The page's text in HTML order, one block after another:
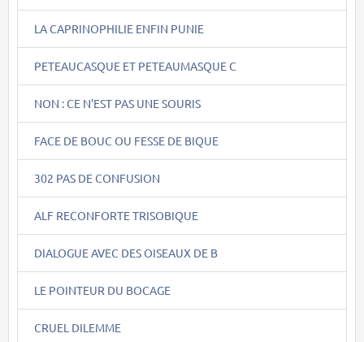
LA CAPRINOPHILIE ENFIN PUNIE
PETEAUCASQUE ET PETEAUMASQUE C
NON : CE N'EST PAS UNE SOURIS
FACE DE BOUC OU FESSE DE BIQUE
302 PAS DE CONFUSION
ALF RECONFORTE TRISOBIQUE
DIALOGUE AVEC DES OISEAUX DE B
LE POINTEUR DU BOCAGE
CRUEL DILEMME